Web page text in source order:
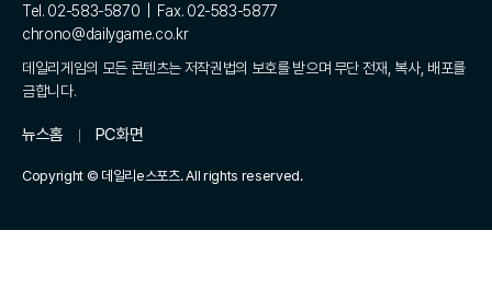
Tel. 02-583-5870 | Fax. 02-583-5877
chrono@dailygame.co.kr
데일리게임의 모든 콘텐츠는 저작권법의 보호를 받으며 무단 전재, 복사, 배포를
금합니다.
뉴스홈 PC화면
Copyright © 데일리e스포츠. All rights reserved.